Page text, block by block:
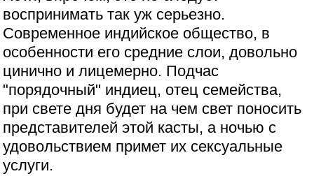
воспринимать так уж серьезно.
Современное индийское общество, в
особенности его средние слои, довольно
цинично и лицемерно. Подчас
"порядочный" индиец, отец семейства,
при свете дня будет на чем свет поносить
представителей этой касты, а ночью с
удовольствием примет их сексуальные
услуги.